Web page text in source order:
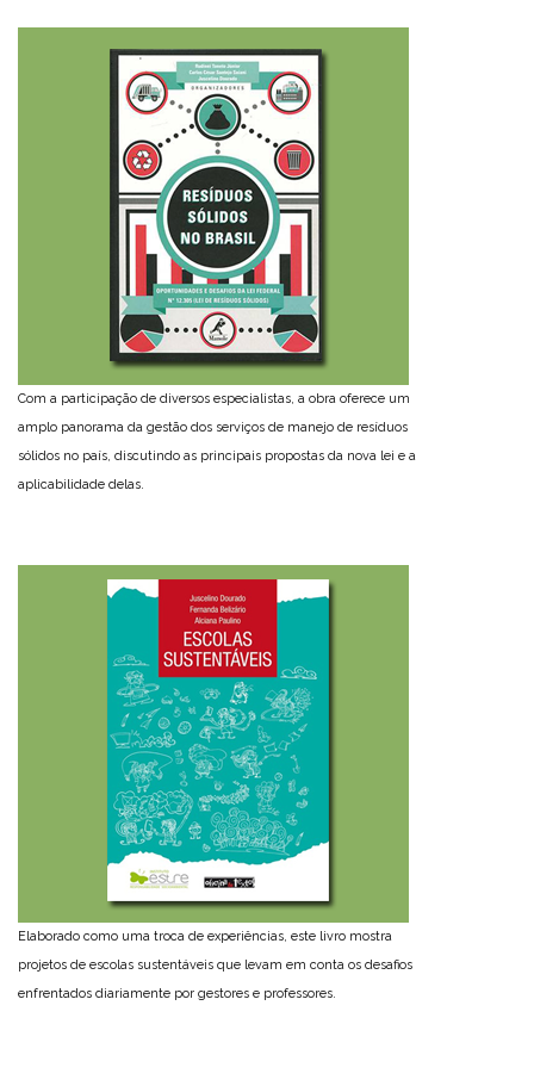
Com a participação de diversos especialistas, a obra oferece um
amplo panorama da gestão dos serviços de manejo de resíduos
sólidos no país, discutindo as principais propostas da nova lei e a
aplicabilidade delas.
Elaborado como uma troca de experiências, este livro mostra
projetos de escolas sustentáveis que levam em conta os desafios
enfrentados diariamente por gestores e professores.